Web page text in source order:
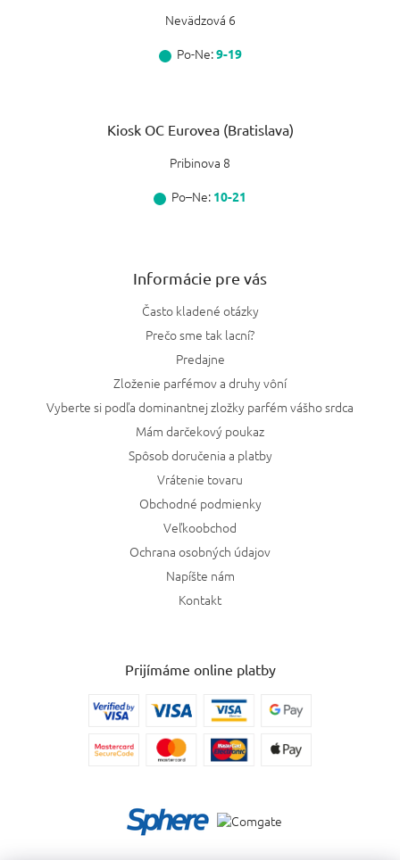
Nevädzová 6
Po-Ne:9-19
Kiosk OC Eurovea (Bratislava)
Pribinova 8
Po–Ne: 10-21
Informácie pre vás
Často kladené otázky
Prečo sme tak lacní?
Predajne
Zloženie parfémov a druhy vôní
Vyberte si podľa dominantnej zložky parfém vášho srdca
Mám darčekový poukaz
Spôsob doručenia a platby
Vrátenie tovaru
Obchodné podmienky
Veľkoobchod
Ochrana osobných údajov
Napíšte nám
Kontakt
Prijímáme online platby